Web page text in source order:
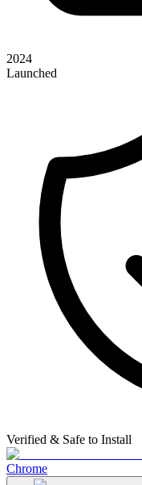
2024
Launched
Verified & Safe to Install
Chrome